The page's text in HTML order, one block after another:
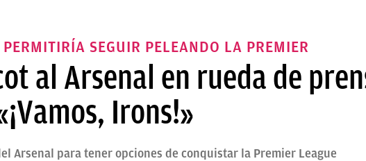
SEGUIR PELEANDO LA PREMIER
al Arsenal en rueda de
Irons!»
Arsenal para tener opciones de conquistar la Premier League